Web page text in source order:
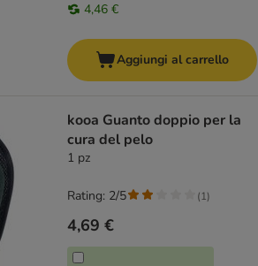
4,46 €
Aggiungi al carrello
kooa Guanto doppio per la
cura del pelo
1 pz
4,69 €
Rating: 2/5 (1)